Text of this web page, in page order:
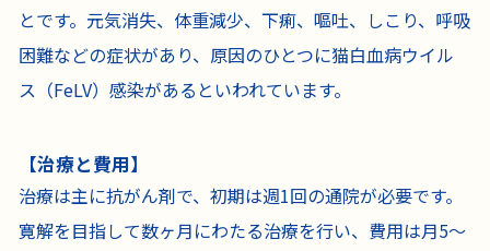
とです。元気消失、体重減少、下痢、嘔吐、しこり、呼吸
困難などの症状があり、原因のひとつに猫白血病ウイル
ス（FeLV）感染があるといわれています。
【治療と費用】
治療は主に抗がん剤で、初期は週1回の通院が必要です。
寛解を目指して数ヶ月にわたる治療を行い、費用は月5〜